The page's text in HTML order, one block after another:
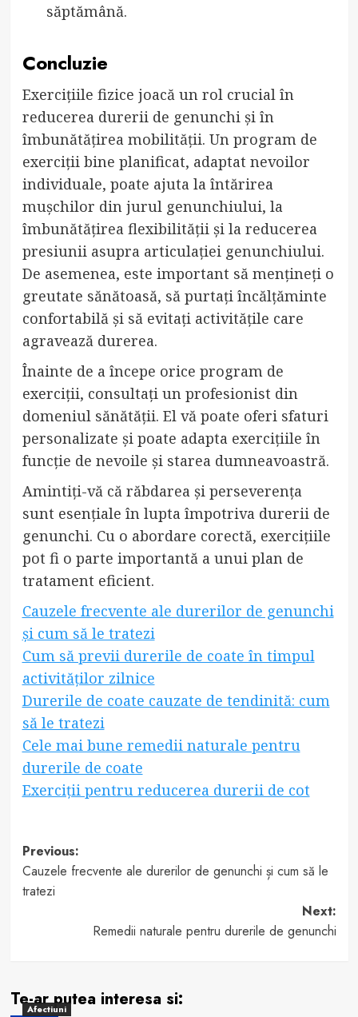
săptămână.
Concluzie
Exercițiile fizice joacă un rol crucial în
reducerea durerii de genunchi și în
îmbunătățirea mobilității. Un program de
exerciții bine planificat, adaptat nevoilor
individuale, poate ajuta la întărirea
mușchilor din jurul genunchiului, la
îmbunătățirea flexibilității și la reducerea
presiunii asupra articulației genunchiului.
De asemenea, este important să mențineți o
greutate sănătoasă, să purtați încălțăminte
confortabilă și să evitați activitățile care
agravează durerea.
Înainte de a începe orice program de
exerciții, consultați un profesionist din
domeniul sănătății. El vă poate oferi sfaturi
personalizate și poate adapta exercițiile în
funcție de nevoile și starea dumneavoastră.
Amintiți-vă că răbdarea și perseverența
sunt esențiale în lupta împotriva durerii de
genunchi. Cu o abordare corectă, exercițiile
pot fi o parte importantă a unui plan de
tratament eficient.
Cauzele frecvente ale durerilor de genunchi
și cum să le tratezi
Cum să previi durerile de coate în timpul
activităților zilnice
Durerile de coate cauzate de tendinită: cum
să le tratezi
Cele mai bune remedii naturale pentru
durerile de coate
Exerciții pentru reducerea durerii de cot
Post
navigation
Previous:
Cauzele frecvente ale durerilor de genunchi și cum să le
tratezi
Next:
Remedii naturale pentru durerile de genunchi
Te-ar putea interesa si:
Afectiuni